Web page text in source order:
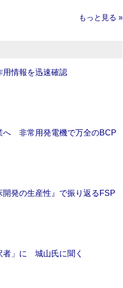
もっと見る »
用情報を迅速確認
へ 非常用発電機で万全のBCP
開発の生産性』で振り返るFSP
者」に 城山氏に聞く